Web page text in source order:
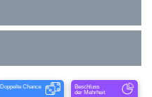
Doppelte Chance
Beschluss
der Mehrheit